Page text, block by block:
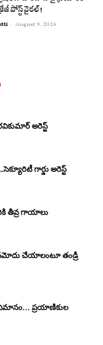
పోస్ట్ వైరల్!
- August 9, 2026
అరెస్ట్
గార్డు అరెస్ట్
తీవ్ర గాయాలు
చేయాలంటూ తండ్రి
ప్రయాణికుల